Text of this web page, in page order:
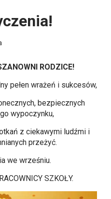
RODZICE!
pełen wrażeń i sukcesów,
bezpiecznych
wypoczynku,
z ciekawymi ludźmi i
przeżyć.
we wrześniu.
SZKOŁY.